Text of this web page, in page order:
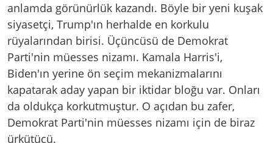
anlamda görünürlük kazandı. Böyle bir yeni kuşak
siyasetçi, Trump'ın herhalde en korkulu
rüyalarından birisi. Üçüncüsü de Demokrat
Parti'nin müesses nizamı. Kamala Harris'i,
Biden'ın yerine ön seçim mekanizmalarını
kapatarak aday yapan bir iktidar bloğu var. Onları
da oldukça korkutmuştur. O açıdan bu zafer,
Demokrat Parti'nin müesses nizamı için de biraz
ürkütücü.